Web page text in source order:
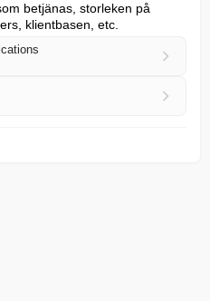
betjänas, storleken på
klientbasen, etc.